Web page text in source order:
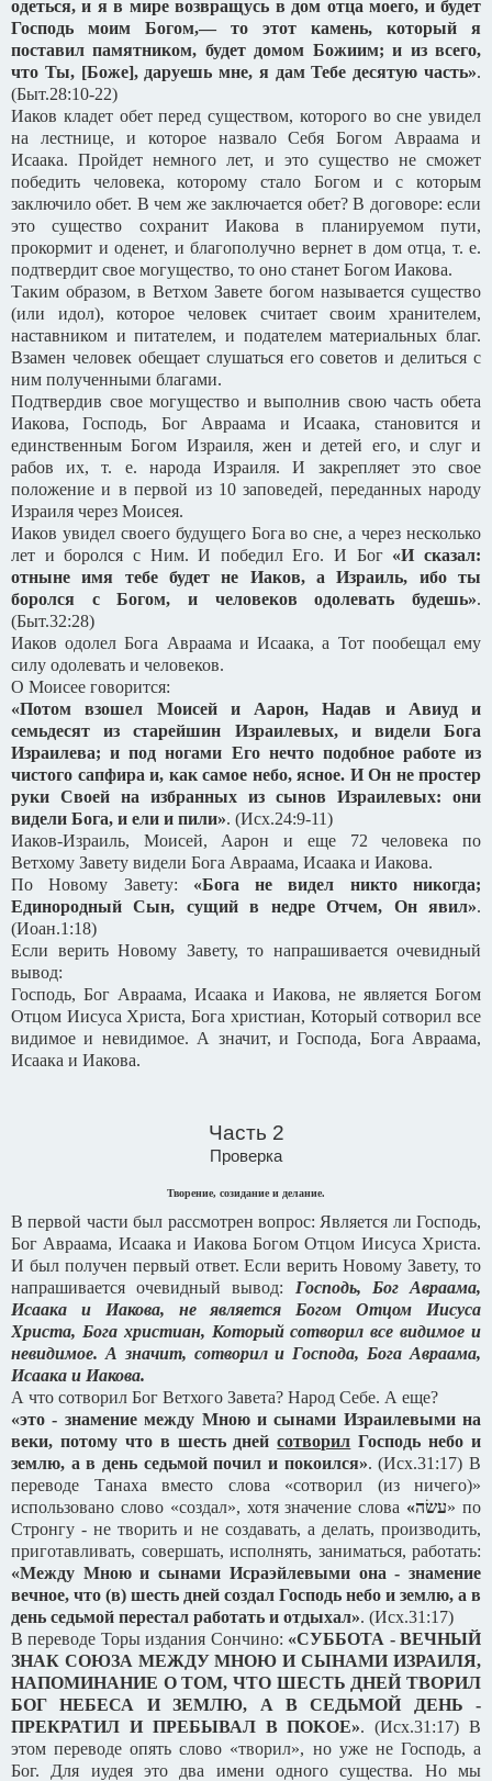
одеться, и я в мире возвращусь в дом отца моего, и будет
Господь моим Богом,— то этот камень, который я
поставил памятником, будет домом Божиим; и из всего,
что Ты, [Боже], даруешь мне, я дам Тебе десятую часть».
(Быт.28:10-22)
Иаков кладет обет перед существом, которого во сне увидел
на лестнице, и которое назвало Себя Богом Авраама и
Исаака. Пройдет немного лет, и это существо не сможет
победить человека, которому стало Богом и с которым
заключило обет. В чем же заключается обет? В договоре: если
это существо сохранит Иакова в планируемом пути,
прокормит и оденет, и благополучно вернет в дом отца, т. е.
подтвердит свое могущество, то оно станет Богом Иакова.
Таким образом, в Ветхом Завете богом называется существо
(или идол), которое человек считает своим хранителем,
наставником и питателем, и подателем материальных благ.
Взамен человек обещает слушаться его советов и делиться с
ним полученными благами.
Подтвердив свое могущество и выполнив свою часть обета
Иакова, Господь, Бог Авраама и Исаака, становится и
единственным Богом Израиля, жен и детей его, и слуг и
рабов их, т. е. народа Израиля. И закрепляет это свое
положение и в первой из 10 заповедей, переданных народу
Израиля через Моисея.
Иаков увидел своего будущего Бога во сне, а через несколько
лет и боролся с Ним. И победил Его. И Бог «И сказал:
отныне имя тебе будет не Иаков, а Израиль, ибо ты
боролся с Богом, и человеков одолевать будешь».
(Быт.32:28)
Иаков одолел Бога Авраама и Исаака, а Тот пообещал ему
силу одолевать и человеков.
О Моисее говорится:
«Потом взошел Моисей и Аарон, Надав и Авиуд и
семьдесят из старейшин Израилевых, и видели Бога
Израилева; и под ногами Его нечто подобное работе из
чистого сапфира и, как самое небо, ясное. И Он не простер
руки Своей на избранных из сынов Израилевых: они
видели Бога, и ели и пили». (Исх.24:9-11)
Иаков-Израиль, Моисей, Аарон и еще 72 человека по
Ветхому Завету видели Бога Авраама, Исаака и Иакова.
По Новому Завету: «Бога не видел никто никогда;
Единородный Сын, сущий в недре Отчем, Он явил».
(Иоан.1:18)
Если верить Новому Завету, то напрашивается очевидный
вывод:
Господь, Бог Авраама, Исаака и Иакова, не является Богом
Отцом Иисуса Христа, Бога христиан, Который сотворил все
видимое и невидимое. А значит, и Господа, Бога Авраама,
Исаака и Иакова.
Часть 2
Проверка
Творение, созидание и делание.
В первой части был рассмотрен вопрос: Является ли Господь,
Бог Авраама, Исаака и Иакова Богом Отцом Иисуса Христа.
И был получен первый ответ. Если верить Новому Завету, то
напрашивается очевидный вывод: Господь, Бог Авраама,
Исаака и Иакова, не является Богом Отцом Иисуса
Христа, Бога христиан, Который сотворил все видимое и
невидимое. А значит, сотворил и Господа, Бога Авраама,
Исаака и Иакова.
А что сотворил Бог Ветхого Завета? Народ Себе. А еще?
«это - знамение между Мною и сынами Израилевыми на
веки, потому что в шесть днейсотворил Господь небо и
землю, а в день седьмой почил и покоился». (Исх.31:17) В
переводе Танаха вместо слова «сотворил (из ничего)»
использовано слово «создал», хотя значение слова «עשׂה» по
Стронгу - не творить и не создавать, а делать, производить,
приготавливать, совершать, исполнять, заниматься, работать:
«Между Мною и сынами Исраэйлевыми она - знамение
вечное, что (в) шесть дней создал Господь небо и землю, а в
день седьмой перестал работать и отдыхал». (Исх.31:17)
В переводе Торы издания Сончино: «СУББОТА - ВЕЧНЫЙ
ЗНАК СОЮЗА МЕЖДУ МНОЮ И СЫНАМИ ИЗРАИЛЯ,
НАПОМИНАНИЕ О ТОМ, ЧТО ШЕСТЬ ДНЕЙ ТВОРИЛ
БОГ НЕБЕСА И ЗЕМЛЮ, А В СЕДЬМОЙ ДЕНЬ -
ПРЕКРАТИЛ И ПРЕБЫВАЛ В ПОКОЕ». (Исх.31:17) В
этом переводе опять слово «творил», но уже не Господь, а
Бог. Для иудея это два имени одного существа. Но мы